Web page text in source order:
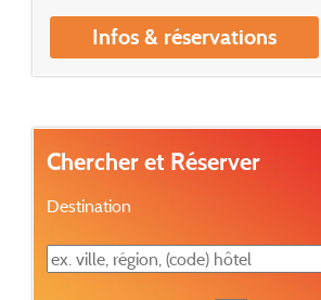
Infos & réservations
Chercher et Réserver
Destination